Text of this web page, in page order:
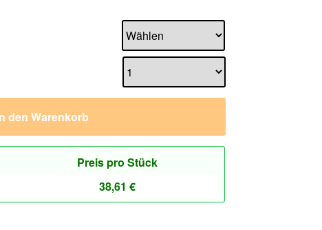
den Warenkorb
Preis pro Stück
38,61€